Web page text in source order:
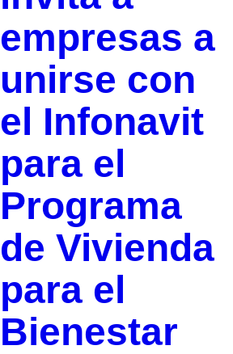
empresas a
unirse con
el Infonavit
para el
Programa
de Vivienda
para el
Bienestar